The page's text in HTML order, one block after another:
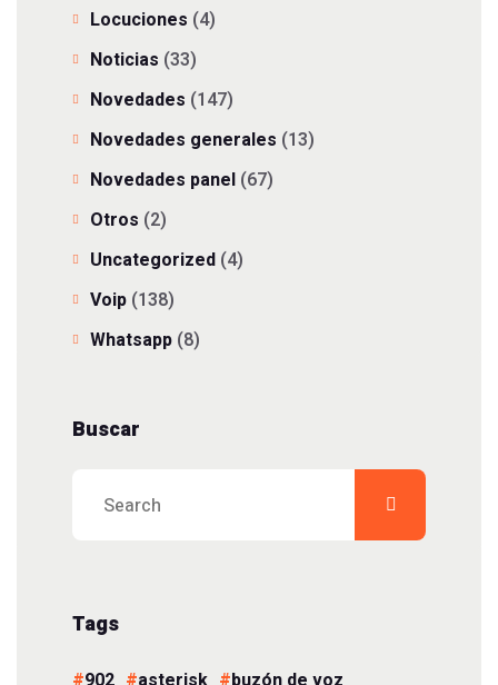
Locuciones (4)
Noticias (33)
Novedades (147)
Novedades generales (13)
Novedades panel (67)
Otros (2)
Uncategorized (4)
Voip (138)
Whatsapp (8)
Buscar
Tags